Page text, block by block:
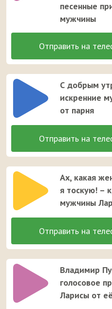
песенные
мужчины
С добрым
искренние
от парня
Ах, какая
я тоскую! –
мужчины
Владимир
голосовое
Ларисы от